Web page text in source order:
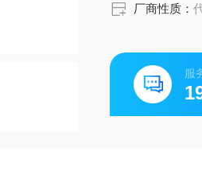
厂商性质：
服